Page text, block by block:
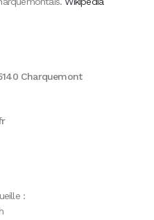
Charquemont
: